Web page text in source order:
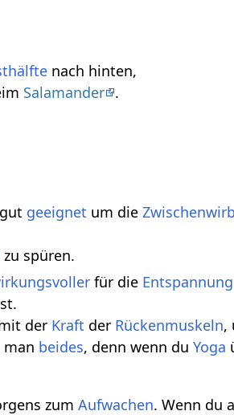
nach hinten,
Salamander .
geeignet um die
zu spüren.
für die Entspannung
der Kraft der Rückenmuskeln,
man beides, denn wenn duYoga
zumAufwachen. Wenn du